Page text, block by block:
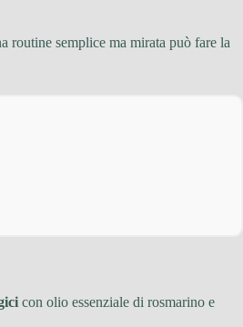
routine semplice ma mirata può fare la
con olio essenziale di rosmarino e